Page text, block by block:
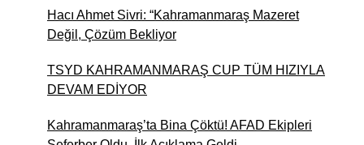
ADEM GEMCİ
Aslında Hatıralar Kapısını
Araladı
İlker Yiyen
Hacı Ahmet Sivri: “Kahramanmaraş Mazeret
Değil, Çözüm Bekliyor
TSYD KAHRAMANMARAŞ CUP TÜM HIZIYLA
DEVAM EDİYOR
Kahramanmaraş’ta Bina Çöktü! AFAD Ekipleri